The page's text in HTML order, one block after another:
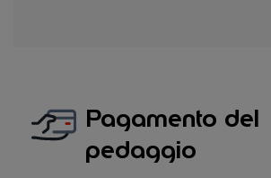
Pagamento del
pedaggio